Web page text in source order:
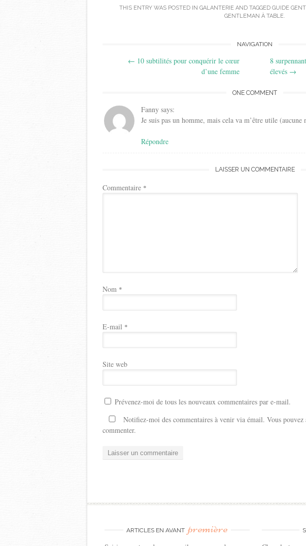
THIS ENTRY WAS POSTED IN GALANTERIEAND TAGGED GUIDE
GENTLEMAN À TABLE.
NAVIGATION
← 10 subtilités pour conquérir le cœur
d’une femme
8
élevés →
ONE COMMENT
Fanny says:
Je suis pas un homme, mais cela va m’être utile
Répondre
LAISSER UN COMMENTAIRE
Commentaire *
Nom *
E-mail *
Site web
Prévenez-moi de tous les nouveaux commentaires par e-mail.
Notifiez-moi des commentaires à venir via émail. Vous pouvez
commenter.
ARTICLES EN AVANT première